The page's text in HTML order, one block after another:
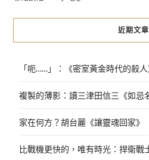
近期文章
「呃……」：《密室黃金時代的殺
複製的薄影：讀三津田信三《如忌
家在何方？胡台麗《讓靈魂回家》
比戰機更快的，唯有時光：捍衛戰